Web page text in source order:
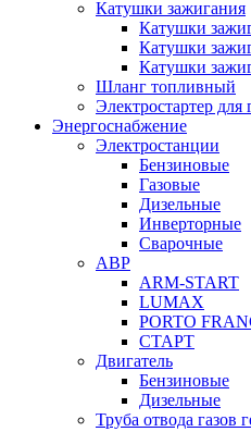
Катушки зажигания
Катушки
Катушки
Катушки
Шланг топливный
Электростартер для
Энергоснабжение
Электростанции
Бензиновые
Газовые
Дизельные
Инверторные
Сварочные
АВР
ARM-START
LUMAX
PORTO
СТАРТ
Двигатель
Бензиновые
Дизельные
Труба отвода газов